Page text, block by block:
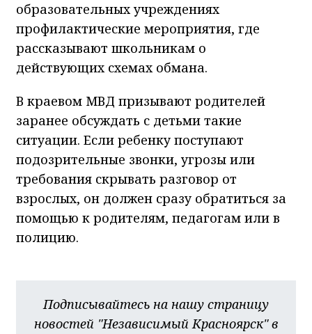
образовательных учреждениях
профилактические мероприятия, где
рассказывают школьникам о
действующих схемах обмана.
В краевом МВД призывают родителей
заранее обсуждать с детьми такие
ситуации. Если ребенку поступают
подозрительные звонки, угрозы или
требования скрывать разговор от
взрослых, он должен сразу обратиться за
помощью к родителям, педагогам или в
полицию.
Подписывайтесь на нашу страницу
новостей "Независимый Красноярск" в